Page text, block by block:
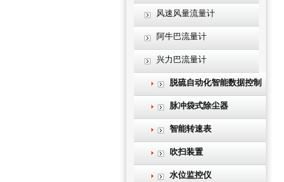
风速风量流量计
阿牛巴流量计
兴力巴流量计
脱硫自动化智能数据控制
系统 脉冲袋式除尘器
智能转速表
吹扫装置
水位监控仪